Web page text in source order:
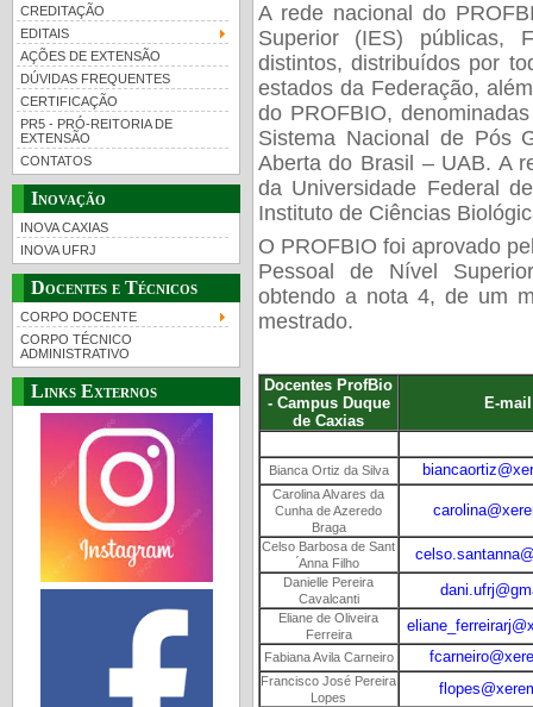
CREDITAÇÃO
EDITAIS
AÇÕES DE EXTENSÃO
DÚVIDAS FREQUENTES
CERTIFICAÇÃO
PR5 - PRÓ-REITORIA DE
EXTENSÃO
CONTATOS
Inovação
INOVA CAXIAS
INOVA UFRJ
Docentes e Técnicos
CORPO DOCENTE
CORPO TÉCNICO
ADMINISTRATIVO
Links Externos
A rede nacional do
Superior (IES) públicas,
distintos, distribuídos por
estados da Federação,
do PROFBIO,
Sistema Nacional de Pós
Aberta do Brasil – UAB. A
da Universidade Federal
Instituto de Ciências
O PROFBIO foi aprovado
Pessoal de Nível
obtendo a nota 4, de um
mestrado.
Docentes ProfBio
- Campus Duque
de Caxias
E-
Bianca Ortiz da Silva
Carolina Alvares da
Cunha de Azeredo
Braga
Celso Barbosa de Sant
́Anna Filho
Danielle Pereira
Cavalcanti
Eliane de Oliveira
Ferreira
Fabiana Avila Carneiro
Francisco José Pereira
Lopes